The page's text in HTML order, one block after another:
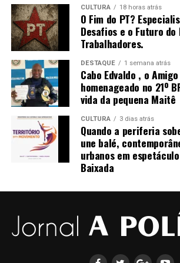
Palavras-chave: Política, Brasil,
Conservadorismo, Eleições,
de Janeiro e não depredaram
atacaram policiais. Após a condenação
aliados do ex-presidente, o texto
discussão na Câmara…
BRASIL DAS INJUSTIÇAS… E O POVO
CULTURA 18 horas atrás
O Fim do PT?
Desafios e o Futuro
Trabalhadores.
DESTAQUE 1 semana atrás
Cabo Edvaldo , o
homenageado no 21º
vida da pequena Maitê
CULTURA 3 dias atrás
Quando a periferia
une balé,
urbanos em
Baixada